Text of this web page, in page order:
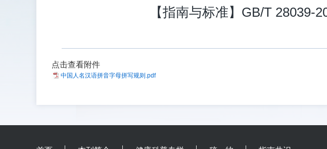
【指南与标准】GB/T 28039-
点击查看附件
中国人名汉语拼音字母拼写规则.pdf